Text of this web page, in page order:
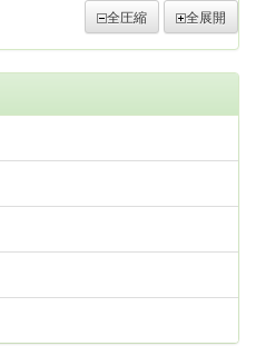
全圧縮 全展開